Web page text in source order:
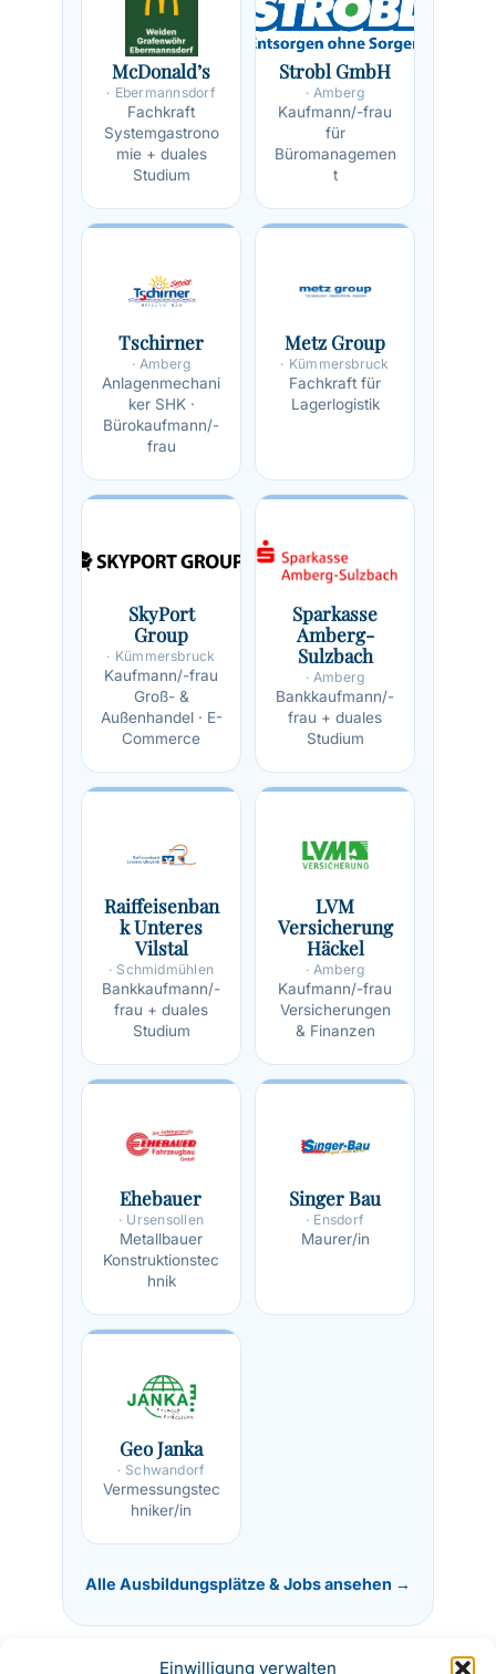
Einwilligung verwalten
McDonald’s
· Ebermannsdorf
Fachkraft
Systemgastrono
mie + duales
Studium
Strobl GmbH
· Amberg
Kaufmann/-frau
für
Büromanagemen
t
Tschirner
· Amberg
Anlagenmechani
ker SHK ·
Bürokaufmann/-
frau
Metz Group
· Kümmersbruck
Fachkraft für
Lagerlogistik
SkyPort
Group
· Kümmersbruck
Kaufmann/-frau
Groß- &
Außenhandel · E-
Commerce
Sparkasse
Amberg-
Sulzbach
· Amberg
Bankkaufmann/-
frau + duales
Studium
Raiffeisenban
k Unteres
Vilstal
· Schmidmühlen
Bankkaufmann/-
frau + duales
Studium
LVM
Versicherung
Häckel
· Amberg
Kaufmann/-frau
Versicherungen
& Finanzen
Ehebauer
· Ursensollen
Metallbauer
Konstruktionstec
hnik
Singer Bau
· Ensdorf
Maurer/in
Geo Janka
· Schwandorf
Vermessungstec
hniker/in
Alle Ausbildungsplätze & Jobs ansehen →